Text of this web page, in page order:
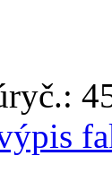
č.: